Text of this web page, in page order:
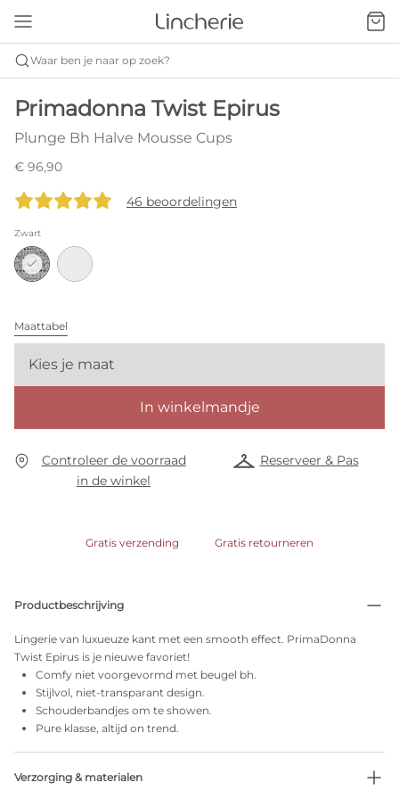
Waar ben je naar op zoek?
Primadonna Twist Epirus
Plunge Bh Halve Mousse Cups
€ 96,90
46 beoordelingen
Zwart
Maattabel
Kies je maat
In winkelmandje
Controleer de voorraad
in de winkel
Reserveer & Pas
Gratis verzending Gratis retourneren
Productbeschrijving
Lingerie van luxueuze kant met een smooth effect. PrimaDonna
Twist Epirus is je nieuwe favoriet!
Comfy niet voorgevormd met beugel bh.
Stijlvol, niet-transparant design.
Schouderbandjes om te showen.
Pure klasse, altijd on trend.
Verzorging & materialen